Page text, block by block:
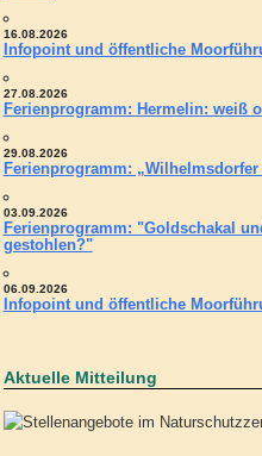
16.08.2026
Infopoint und öffentliche
27.08.2026
Ferienprogramm: Hermelin: weiß
29.08.2026
Ferienprogramm:
03.09.2026
Ferienprogramm: "Goldschakal
gestohlen?"
06.09.2026
Infopoint und öffentliche
Aktuelle Mitteilung